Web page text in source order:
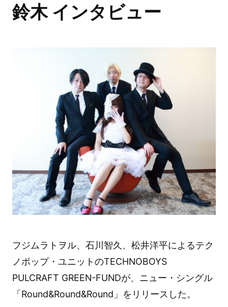
鈴木 インタビュー
フジムラトヲル、石川智久、松井洋平によるテク
ノポップ・ユニットのTECHNOBOYS
PULCRAFT GREEN-FUNDが、ニュー・シングル
「Round&Round&Round」をリリースした。